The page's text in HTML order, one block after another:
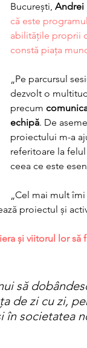
București, Andrei
că este
abilitățile proprii
constă piața
„Pe parcursul
dezvolt o
precum
echipă. De
proiectului m-a
referitoare la
ceea ce este
„Cel mai mult
proiectul și
și viitorul lor să
să
de zi cu zi,
în societatea